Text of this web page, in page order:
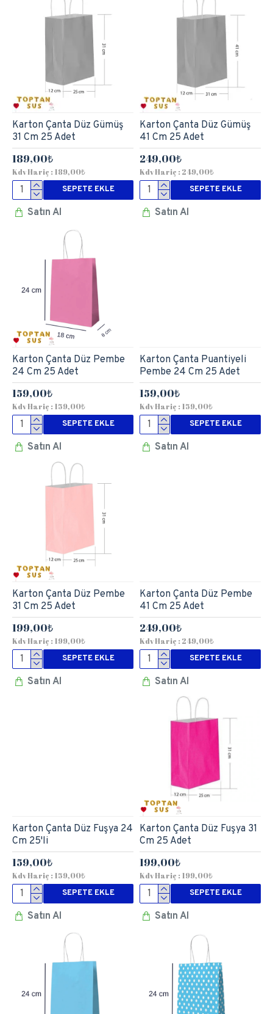
Karton Çanta Düz Gümüş
31 Cm 25 Adet
189,00₺
Kdv Hariç : 189,00₺
SEPETE EKLE
Satın Al
Karton Çanta Düz Gümüş
41 Cm 25 Adet
249,00₺
Kdv Hariç : 249,00₺
SEPETE EKLE
Satın Al
Karton Çanta Düz Pembe
24 Cm 25 Adet
159,00₺
Kdv Hariç : 159,00₺
SEPETE EKLE
Satın Al
Karton Çanta Puantiyeli
Pembe 24 Cm 25 Adet
159,00₺
Kdv Hariç : 159,00₺
SEPETE EKLE
Satın Al
Karton Çanta Düz Pembe
31 Cm 25 Adet
199,00₺
Kdv Hariç : 199,00₺
SEPETE EKLE
Satın Al
Karton Çanta Düz Pembe
41 Cm 25 Adet
249,00₺
Kdv Hariç : 249,00₺
SEPETE EKLE
Satın Al
Karton Çanta Düz Fuşya 24
Cm 25'li
159,00₺
Kdv Hariç : 159,00₺
SEPETE EKLE
Satın Al
Karton Çanta Düz Fuşya 31
Cm 25 Adet
199,00₺
Kdv Hariç : 199,00₺
SEPETE EKLE
Satın Al